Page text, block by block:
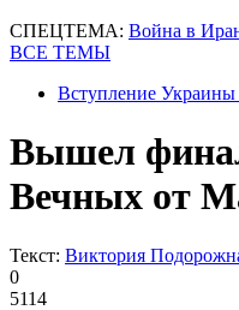
СПЕЦТЕМА: Война в
ВСЕ ТЕМЫ
Вступление
Вышел
Вечных от
Текст: Виктория
0
5114